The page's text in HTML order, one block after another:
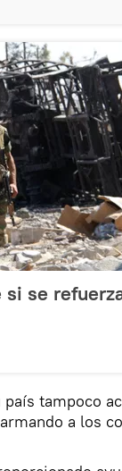
se
tampoco
a los